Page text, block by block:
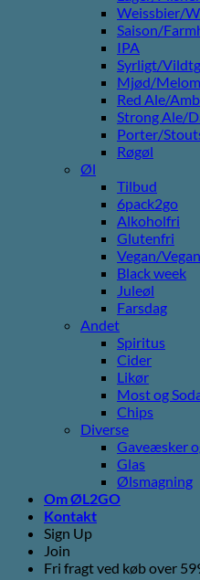
Weissbier/
Saison/
IPA
Syrligt/
Mjød/
Red Ale/
Strong Ale/
Porter/
Røgøl
Øl
Tilbud
6pack2go
Alkoholfri
Glutenfri
Vegan/
Black week
Juleøl
Farsdag
Andet
Spiritus
Cider
Likør
Most og
Chips
Diverse
Gaveæsker
Glas
Ølsmagning
Om ØL2GO
Kontakt
Sign Up
Join
Fri fragt ved køb over